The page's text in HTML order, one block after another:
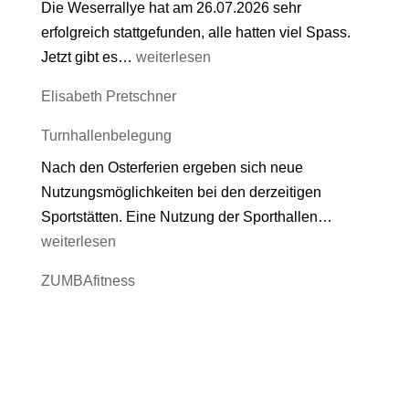
Die Weserrallye hat am 26.07.2026 sehr
erfolgreich stattgefunden, alle hatten viel Spass.
Jetzt gibt es… Ferienaktionen
Jugendkooperation
Hehlen
weiterlesen
Elisabeth Pretschner
Turnhallenbelegung
Nach den Osterferien ergeben sich neue
Nutzungsmöglichkeiten bei den derzeitigen
Sportstätten. Eine Nutzung der Sporthallen…
weiterlesen
ZUMBAfitness